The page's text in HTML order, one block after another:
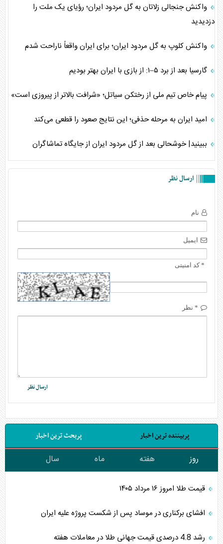
واکنش جنجالی زلاتان به گل مردود ایران؛ رؤیای یک ملت را
دزدیدید
واکنش کلوپ به گل مردود ایران؛ برای ایران واقعاً ناراحت شدم
گارسیا بعد از برد ۵–۱: از بازی با ایران بهتر بودیم
پیام خاص تیم ملی از رختکن سیاتل؛ «شرافت بالاتر از پیروزی است»
امید ایران به مرحله حذفی؛ این نتایج صعود را قطعی می‌کند
ببینید| خوشحالی بعد از گل مردود ایران از جایگاه تماشاگران
ارسال نظر
نام
ایمیل
* کد امنیتی
* نظر
پربیننده ترین اخبار پربحث ترین اخبار
روز هفته ماه سال
قیمت طلا امروز ۱۶ مرداد ۱۴۰۵
افشای برکناری در موساد پس از شکست پروژه علیه ایران
رشد 4.8 درصدی قیمت جهانی طلا در معاملات هفته